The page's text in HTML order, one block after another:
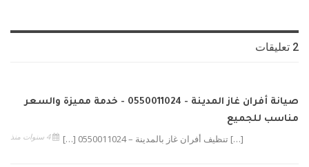
2 تعليقات
صيانة أفران غاز المدينة - 0550011024 - خدمة مميزة والسعر
مناسب للجميع
4 سنوات منذ
[…] تنظيف أفران غاز بالمدينة – 0550011024 […]